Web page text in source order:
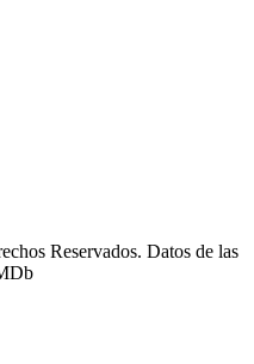
Reservados. Datos de las